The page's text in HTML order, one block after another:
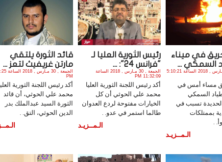
في ميناء
السمكي ...
السبت , 31 مـارس , 2018 الساعة 5:10:21
مساء أمس في
السمكي
تسبب في
بممتلكات
.
الـمــزيـد
رئيس الثورية العليا لـ
"فرانس 24": ...
الجمعة , 30 مـارس , 2018 الساعة
11:32:09 PM
أكد رئيس اللجنة الثورية العليا
محمد علي الحوثي أن كل
الخيارات مفتوحة لردع العدوان
طالما استمر في عدو. .
الـمــزيـد
قائد الثورة يلتقي
مارتن غريفيث لتعز ...
الجمعة , 30
PM
أكد رئيس اللجنة الثورية
محمد علي الحوثي، أن قائد
الثورة السيد عبدالملك بدر
الدين الحوثي، التق. .